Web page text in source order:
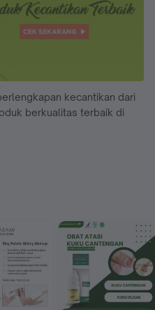
kecantikan dari
berkualitas terbaik di